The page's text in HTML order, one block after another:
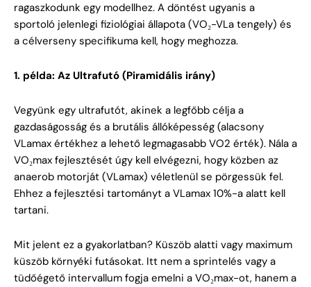
ragaszkodunk egy modellhez. A döntést ugyanis a
sportoló jelenlegi fiziológiai állapota (VO₂-VLa tengely) és
a célverseny specifikuma kell, hogy meghozza.
1. példa: Az Ultrafutó (Piramidális irány)
Vegyünk egy ultrafutót, akinek a legfőbb célja a
gazdaságosság és a brutális állóképesség (alacsony
VLamax értékhez a lehető legmagasabb VO2 érték). Nála a
VO₂max fejlesztését úgy kell elvégezni, hogy közben az
anaerob motorját (VLamax) véletlenül se pörgessük fel.
Ehhez a fejlesztési tartományt a VLamax 10%-a alatt kell
tartani.
Mit jelent ez a gyakorlatban? Küszöb alatti vagy maximum
küszöb környéki futásokat. Itt nem a sprintelés vagy a
tüdőégető intervallum fogja emelni a VO₂max-ot, hanem a